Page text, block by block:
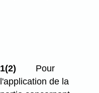
1(2)
Pour
l'application de la